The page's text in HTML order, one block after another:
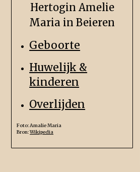
Hertogin Amelie
Maria in Beieren
Geboorte
Huwelijk &
kinderen
Overlijden
Foto: Amalie Maria
Bron:Wikipedia